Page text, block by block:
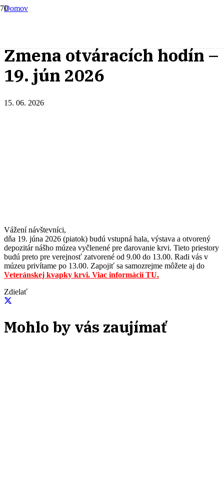
Domov
Zmena otváracích hodín –
19. jún 2026
15. 06. 2026
Vážení návštevníci,
dňa 19. júna 2026 (piatok) budú vstupná hala, výstava a otvorený
depozitár nášho múzea vyčlenené pre darovanie krvi. Tieto priestory
budú preto pre verejnosť zatvorené od 9.00 do 13.00. Radi vás v
múzeu privítame po 13.00. Zapojiť sa samozrejme môžete aj do
Veteránskej kvapky krvi. Viac informácií TU.
Zdielať
Mohlo by vás zaujímať